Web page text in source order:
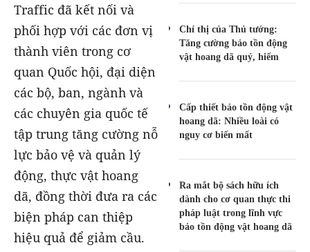
Chỉ thị của Thủ tướng:
Tăng cường bảo tồn động
vật hoang dã quý, hiếm
Cấp thiết bảo tồn động vật
hoang dã: Nhiều loài có
nguy cơ biến mất
Ra mắt bộ sách hữu ích
dành cho cơ quan thực thi
pháp luật trong lĩnh vực
bảo tồn động vật hoang dã
Traffic đã kết nối và
phối hợp với các đơn vị
thành viên trong cơ
quan Quốc hội, đại diện
các bộ, ban, ngành và
các chuyên gia quốc tế
tập trung tăng cường nỗ
lực bảo vệ và quản lý
động, thực vật hoang
dã, đồng thời đưa ra các
biện pháp can thiệp
hiệu quả để giảm cầu.